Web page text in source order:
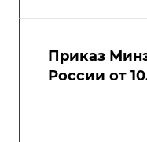
Приказ
России от